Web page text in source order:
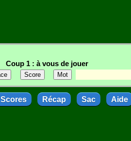
Coup 1 : à vous de jouer
Scores Récap Sac Aide